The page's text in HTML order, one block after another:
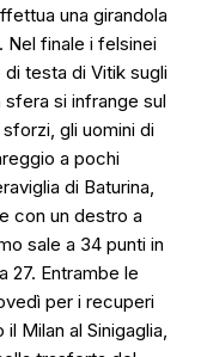
una girandola
finale i felsinei
testa di Vitik sugli
sfera si infrange sul
gli uomini di
a pochi
di Baturina,
con un destro a
sale a 34 punti in
27. Entrambe le
per i recuperi
Milan al Sinigaglia,